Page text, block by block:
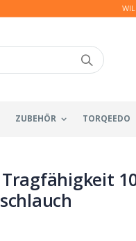
ZUBEHÖR TORQEEDO